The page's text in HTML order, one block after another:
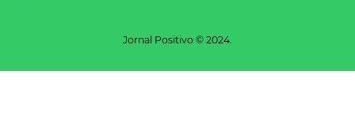
Jornal Positivo © 2024.